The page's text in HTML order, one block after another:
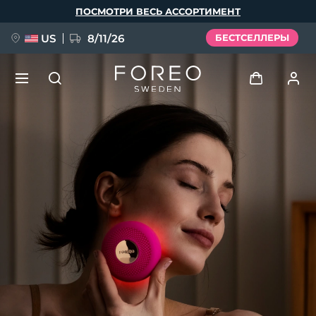
ПОСМОТРИ ВЕСЬ АССОРТИМЕНТ
US 8/11/26 БЕСТСЕЛЛЕРЫ
Профиль пользователя
Мои приборы
Мои заказы
Мои подписки
НОВИНКА
FAQ™ Pure Beauty-Tech Elixir
BREAKING NEWS
issa™ Teeth Whitening Set
Deutsch
Español
Français
Italiano
Português
Polski
Svenska
Русский
简体中文 繁體中文